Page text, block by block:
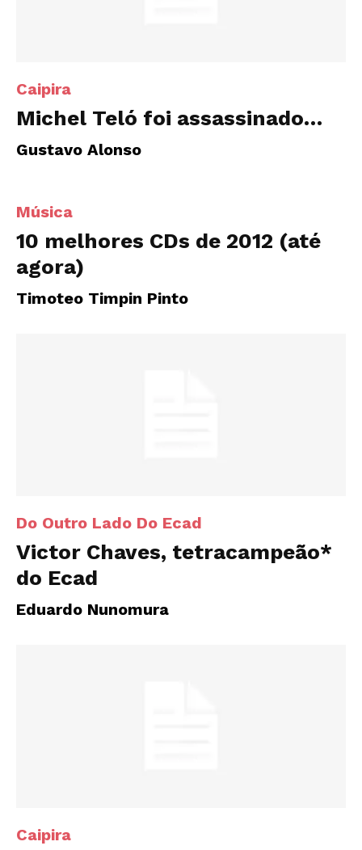
Caipira
Michel Teló foi assassinado…
Gustavo Alonso
Música
10 melhores CDs de 2012 (até
agora)
Timoteo Timpin Pinto
Do Outro Lado Do Ecad
Victor Chaves, tetracampeão*
do Ecad
Eduardo Nunomura
Caipira